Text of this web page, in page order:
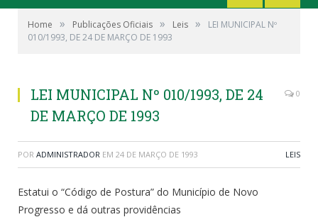
Home » Publicações Oficiais » Leis »
LEI MUNICIPAL Nº
010/1993, DE 24 DE MARÇO DE 1993
LEI MUNICIPAL Nº 010/1993, DE 24
DE MARÇO DE 1993
0
POR ADMINISTRADOR EM 24 DE MARÇO DE 1993 LEIS
Estatui o “Código de Postura” do Município de Novo
Progresso e dá outras providências